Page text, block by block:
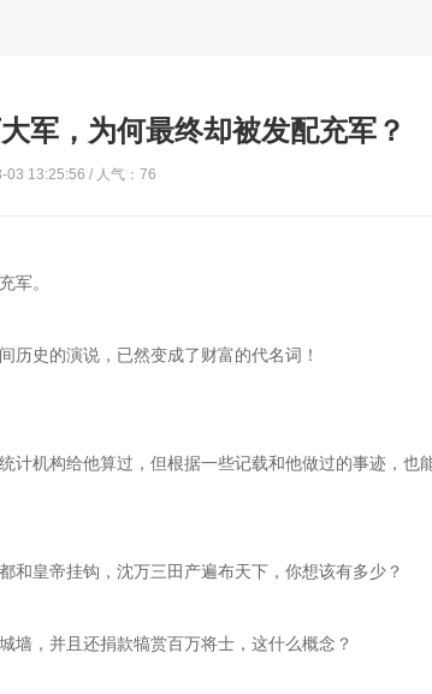
军，为何最终却被发配充军？
03 13:25:56 / 人气：76
军。
历史的演说，已然变成了财富的代名词！
计机构给他算过，但根据一些记载和他做过的事迹，也
和皇帝挂钩，沈万三田产遍布天下，你想该有多少？
墙，并且还捐款犒赏百万将士，这什么概念？